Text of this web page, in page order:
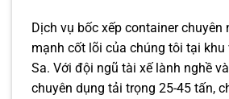
Dịch vụ bốc xếp container chuyên
mạnh cốt lõi của chúng tôi tại khu
Sa. Với đội ngũ tài xế lành nghề
chuyên dụng tải trọng 25-45 tấn,